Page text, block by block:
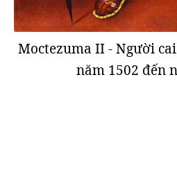
Moctezuma II - Người
năm 1502 đến